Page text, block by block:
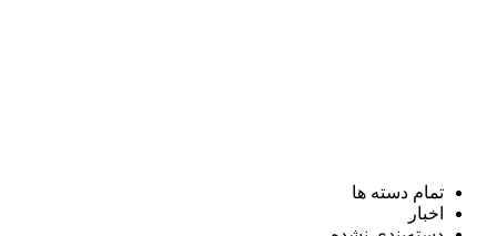
تمام دسته ها
اخبار